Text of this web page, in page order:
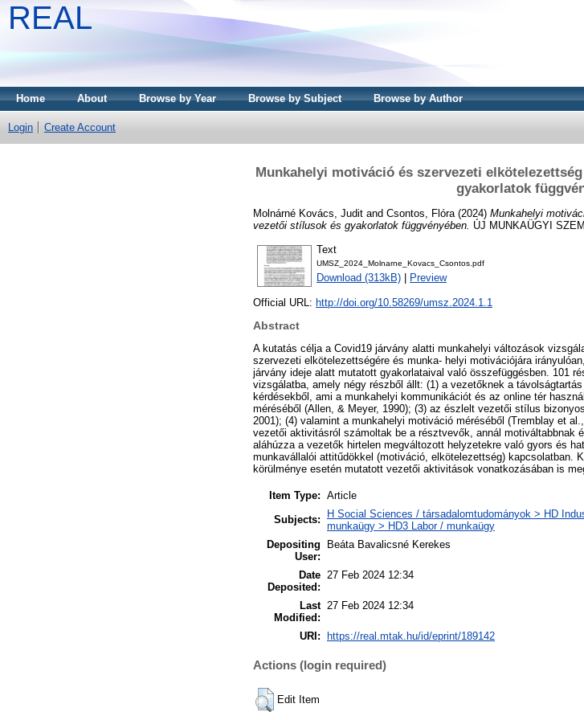
REAL
Home About Browse by Year Browse by Subject Browse by Author
Login Create Account
Munkahelyi motiváció és szervezeti
gyakorlatok
Molnárné Kovács, Judit and Csontos, Flóra (2024) Munkahelyi
vezetői stílusok és gyakorlatok függvényében. ÚJ MUNKAÜGYI
Text
UMSZ_2024_Molnarne_Kovacs_Csontos.pdf
Download (313kB) Preview
Official URL: http://doi.org/10.58269/umsz.2024.1.1
Abstract
A kutatás célja a Covid19 járvány alatti munkahelyi változások
szervezeti elkötelezettségére és munka- helyi motivációjára
járvány ideje alatt mutatott gyakorlataival való összefüggésben. 101
vizsgálatba, amely négy részből állt: (1) a vezetőknek a
kérdésekből, ami a munkahelyi kommunikációt és az online tér
méréséből (Allen, & Meyer, 1990); (3) az észlelt vezetői stílus
2001); (4) valamint a munkahelyi motiváció méréséből (Tremblay et
vezetői aktivitásról számoltak be a résztvevők, annál motiváltabbnak
aláhúzza a vezetők hirtelen megváltozott helyzetekre való gyors és
munkavállalói attitűdökkel (motiváció, elkötelezettség) kapcsolatban.
körülménye esetén mutatott vezetői aktivitások vonatkozásában is
Item Type: Article
Subjects:
H Social Sciences / társadalomtudományok > HD
munkaügy > HD3 Labor / munkaügy
Depositing
User:
Beáta Bavalicsné Kerekes
Date
Deposited:
27 Feb 2024 12:34
Last
Modified:
27 Feb 2024 12:34
URI: https://real.mtak.hu/id/eprint/189142
Actions (login required)
Edit Item